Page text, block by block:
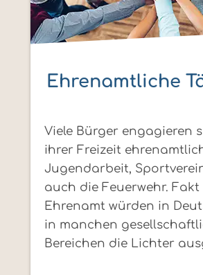
Ehrenamtliche
Viele Bürger engagieren
ihrer Freizeit
Jugendarbeit,
auch die Feuerwehr. Fakt
Ehrenamt würden in
in manchen
Bereichen die Lichter